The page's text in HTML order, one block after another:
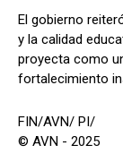
El gobierno
y la calidad
proyecta como
fortalecimiento
FIN/AVN/ PI/
© AVN - 2025